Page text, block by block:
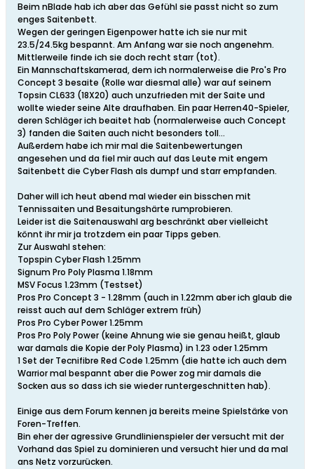
Beim nBlade hab ich aber das Gefühl sie passt nicht so zum
enges Saitenbett.
Wegen der geringen Eigenpower hatte ich sie nur mit
23.5/24.5kg bespannt. Am Anfang war sie noch angenehm.
Mittlerweile finde ich sie doch recht starr (tot).
Ein Mannschaftskamerad, dem ich normalerweise die Pro's Pro
Concept 3 besaite (Rolle war diesmal alle) war auf seinem
Topsin CL633 (18X20) auch unzufrieden mit der Saite und
wollte wieder seine Alte draufhaben. Ein paar Herren40-Spieler,
deren Schläger ich beaitet hab (normalerweise auch Concept
3) fanden die Saiten auch nicht besonders toll...
Außerdem habe ich mir mal die Saitenbewertungen
angesehen und da fiel mir auch auf das Leute mit engem
Saitenbett die Cyber Flash als dumpf und starr empfanden.
Daher will ich heut abend mal wieder ein bisschen mit
Tennissaiten und Besaitungshärte rumprobieren.
Leider ist die Saitenauswahl arg beschränkt aber vielleicht
könnt ihr mir ja trotzdem ein paar Tipps geben.
Zur Auswahl stehen:
Topspin Cyber Flash 1.25mm
Signum Pro Poly Plasma 1.18mm
MSV Focus 1.23mm (Testset)
Pros Pro Concept 3 - 1.28mm (auch in 1.22mm aber ich glaub die
reisst auch auf dem Schläger extrem früh)
Pros Pro Cyber Power 1.25mm
Pros Pro Poly Power (keine Ahnung wie sie genau heißt, glaub
war damals die Kopie der Poly Plasma) in 1.23 oder 1.25mm
1 Set der Tecnifibre Red Code 1.25mm (die hatte ich auch dem
Warrior mal bespannt aber die Power zog mir damals die
Socken aus so dass ich sie wieder runtergeschnitten hab).
Einige aus dem Forum kennen ja bereits meine Spielstärke von
Foren-Treffen.
Bin eher der agressive Grundlinienspieler der versucht mit der
Vorhand das Spiel zu dominieren und versucht hier und da mal
ans Netz vorzurücken.